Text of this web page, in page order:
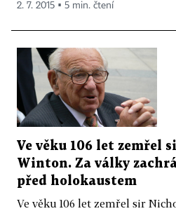
2. 7. 2015 ▪ 5 min. čtení
Ve věku 106 let zemřel
Winton. Za války
před holokaustem
Ve věku 106 let zemřel sir